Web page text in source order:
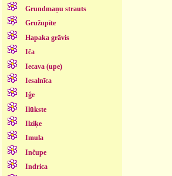
Grundmaņu strauts
Gružupīte
Hapaka grāvis
Iča
Iecava (upe)
Iesalnīca
Iģe
Ilūkste
Ilziķe
Imula
Inčupe
Indrica